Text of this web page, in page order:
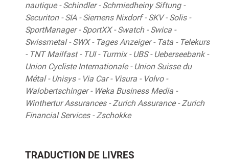
nautique - Schindler - Schmiedheiny Siftung -
Securiton - SIA - Siemens Nixdorf - SKV - Solis -
SportManager - SportXX - Swatch - Swica -
Swissmetal - SWX - Tages Anzeiger - Tata - Telekurs
- TNT Mailfast - TUI - Turmix - UBS - Ueberseebank -
Union Cycliste Internationale - Union Suisse du
Métal - Unisys - Via Car - Visura - Volvo -
Walobertschinger - Weka Business Media -
Winthertur Assurances - Zurich Assurance - Zurich
Financial Services - Zschokke
TRADUCTION DE LIVRES